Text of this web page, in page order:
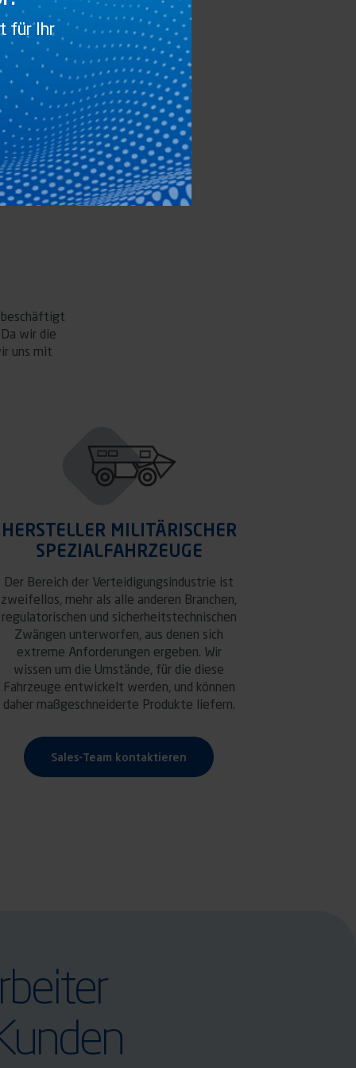
beschäftigt
wir die
uns mit
HERSTELLER MILITÄRISCHER
SPEZIALFAHRZEUGE
Der Bereich der Verteidigungsindustrie ist
zweifellos, mehr als alle anderen Branchen,
regulatorischen und sicherheitstechnischen
Zwängen unterworfen, aus denen sich
extreme Anforderungen ergeben. Wir
wissen um die Umstände, für die diese
Fahrzeuge entwickelt werden, und können
daher maßgeschneiderte Produkte liefern.
Sales-Team kontaktieren
für Ihr